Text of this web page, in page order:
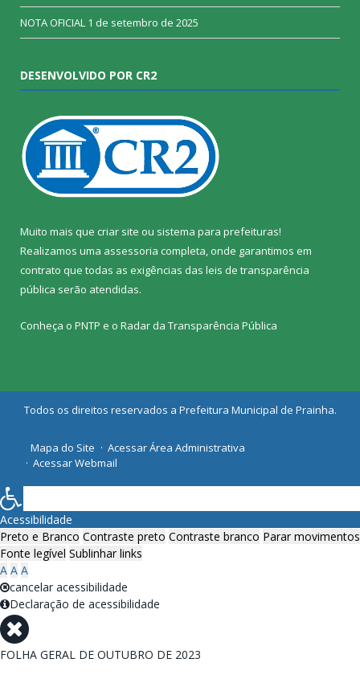
NOTA OFICIAL 1 de setembro de 2025
DESENVOLVIDO POR CR2
Muito mais que criar site ou sistema para prefeituras!
Realizamos uma assessoria completa, onde garantimos em
contrato que todas as exigências das leis de transparência
pública serão atendidas.
Conheça o PNTP e o Radar da Transparência Pública
Todos os direitos reservados a Prefeitura Municipal de Prainha.
Mapa do Site
Acessar Área Administrativa
Acessar Webmail
Acessibilidade
Preto e Branco Contraste preto Contraste branco Parar movimentos
Fonte legível Sublinhar links
A A A
cancelar acessibilidade
Declaração de acessibilidade
FOLHA GERAL DE OUTUBRO DE 2023